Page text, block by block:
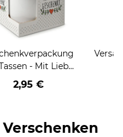
- Mit Liebe
geschenkt
2,95 €